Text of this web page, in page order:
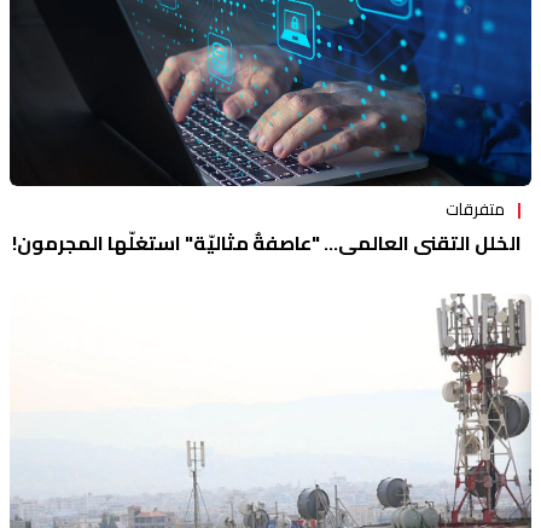
متفرقات
الخلل التقني العالمي... "عاصفةٌ مثاليّة" استغلّها المجرمون!